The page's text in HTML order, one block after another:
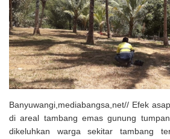
Uji Coba Program NADI JKN
Banyuwangi,mediabangsa,net// Efek
di areal tambang emas gunung
dikeluhkan warga sekitar tambang